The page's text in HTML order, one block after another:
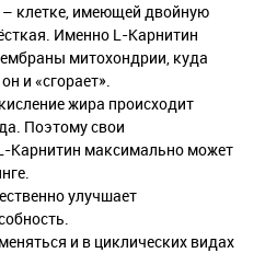
клетке, имеющей двойную
Именно L-Карнитин
митохондрии, куда
и «сгорает».
жира происходит
Поэтому свои
Карнитин максимально может
улучшает
и в циклических видах